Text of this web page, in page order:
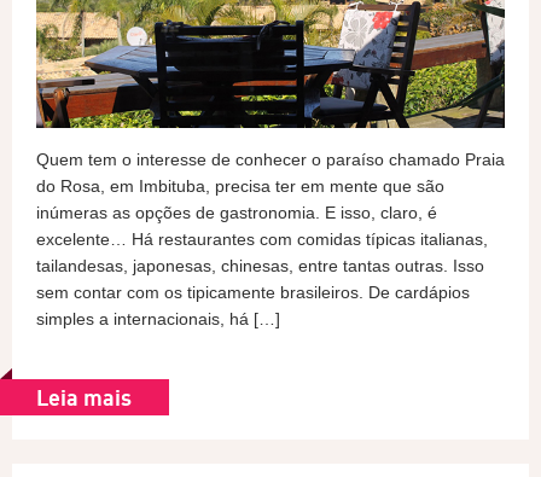
Quem tem o interesse de conhecer o paraíso chamado Praia
do Rosa, em Imbituba, precisa ter em mente que são
inúmeras as opções de gastronomia. E isso, claro, é
excelente… Há restaurantes com comidas típicas italianas,
tailandesas, japonesas, chinesas, entre tantas outras. Isso
sem contar com os tipicamente brasileiros. De cardápios
simples a internacionais, há […]
Leia mais